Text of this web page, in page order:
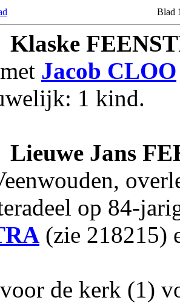
Blad
Klaske
Jacob CLOO
1 kind.
Lieuwe Jans
op 84-
(zie 218215)
de kerk (1)